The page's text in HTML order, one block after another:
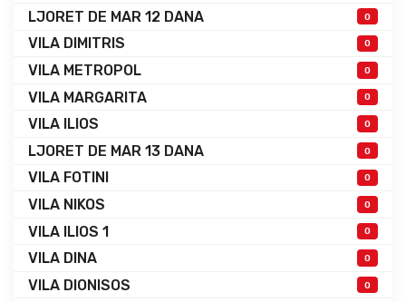
LJORET DE MAR 12 DANA 0
VILA DIMITRIS 0
VILA METROPOL 0
VILA MARGARITA 0
VILA ILIOS 0
LJORET DE MAR 13 DANA 0
VILA FOTINI 0
VILA NIKOS 0
VILA ILIOS 1 0
VILA DINA 0
VILA DIONISOS 0